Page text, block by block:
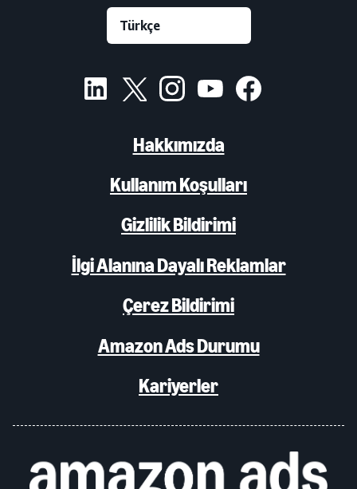
Hakkımızda
Kullanım Koşulları
Gizlilik Bildirimi
İlgi Alanına Dayalı Reklamlar
Çerez Bildirimi
Amazon Ads Durumu
Kariyerler